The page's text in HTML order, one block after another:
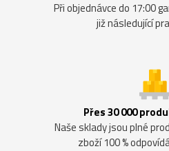
Při objednávce do 17:00
již následující
Přes 30 000
Naše sklady jsou plné
zboží 100 %